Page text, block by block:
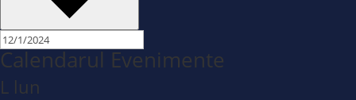
Calendarul Evenimente
L lun